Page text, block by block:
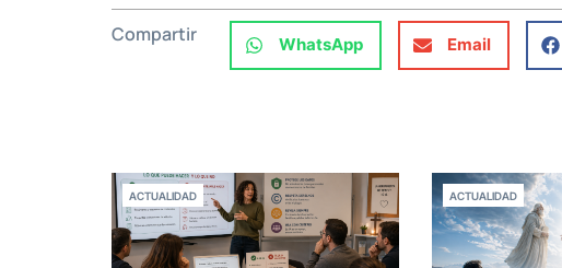
Compartir WhatsApp Email
ACTUALIDAD ACTUALIDAD